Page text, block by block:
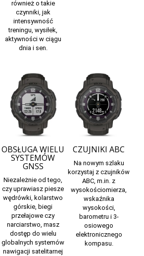
również o takie
czynniki, jak
intensywność
treningu, wysiłek,
aktywności w ciągu
dnia i sen.
OBSŁUGA WIELU
SYSTEMÓW
GNSS
Niezależnie od tego,
czy uprawiasz piesze
wędrówki, kolarstwo
górskie, biegi
przełajowe czy
narciarstwo, masz
dostęp do wielu
globalnych systemów
nawigacji satelitarnej
CZUJNIKI ABC
Na nowym szlaku
korzystaj z czujników
ABC, m.in. z
wysokościomierza,
wskaźnika
wysokości,
barometru i 3-
osiowego
elektronicznego
kompasu.